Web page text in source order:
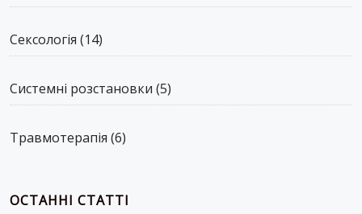
Сексологія (14)
Системні розстановки (5)
Травмотерапія (6)
ОСТАННІ СТАТТІ